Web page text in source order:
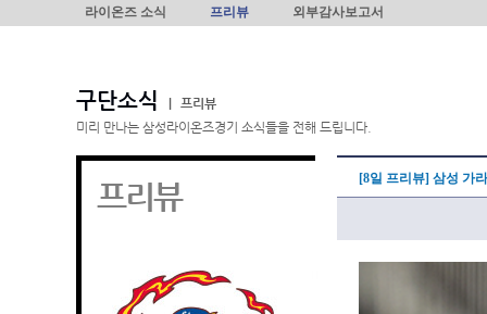
라이온즈 소식 프리뷰 외부감사보고서
구단소식
프리뷰
미리 만나는 삼성라이온즈경기 소식들을 전해 드립니다.
프리뷰 [8일 프리뷰] 삼성 가